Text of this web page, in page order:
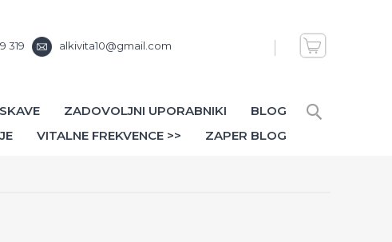
319 alkivita10@gmail.com
ZADOVOLJNI UPORABNIKI
BLOG
VITALNE FREKVENCE >> ZAPER BLOG